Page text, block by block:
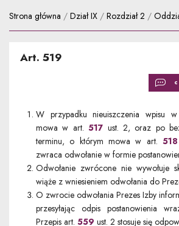
Strona główna / Dział IX / Rozdział 2 /
Art. 519
W przypadku nieuiszczenia wpisu
mowa w art.517 ust. 2, oraz po
terminu, o którym mowa w art.518
zwraca odwołanie w formie
Odwołanie zwrócone nie wywołuje
wiąże z wniesieniem odwołania do
O zwrocie odwołania Prezes Izby
przesyłając odpis postanowienia
Przepis art.559 ust. 2 stosuje się